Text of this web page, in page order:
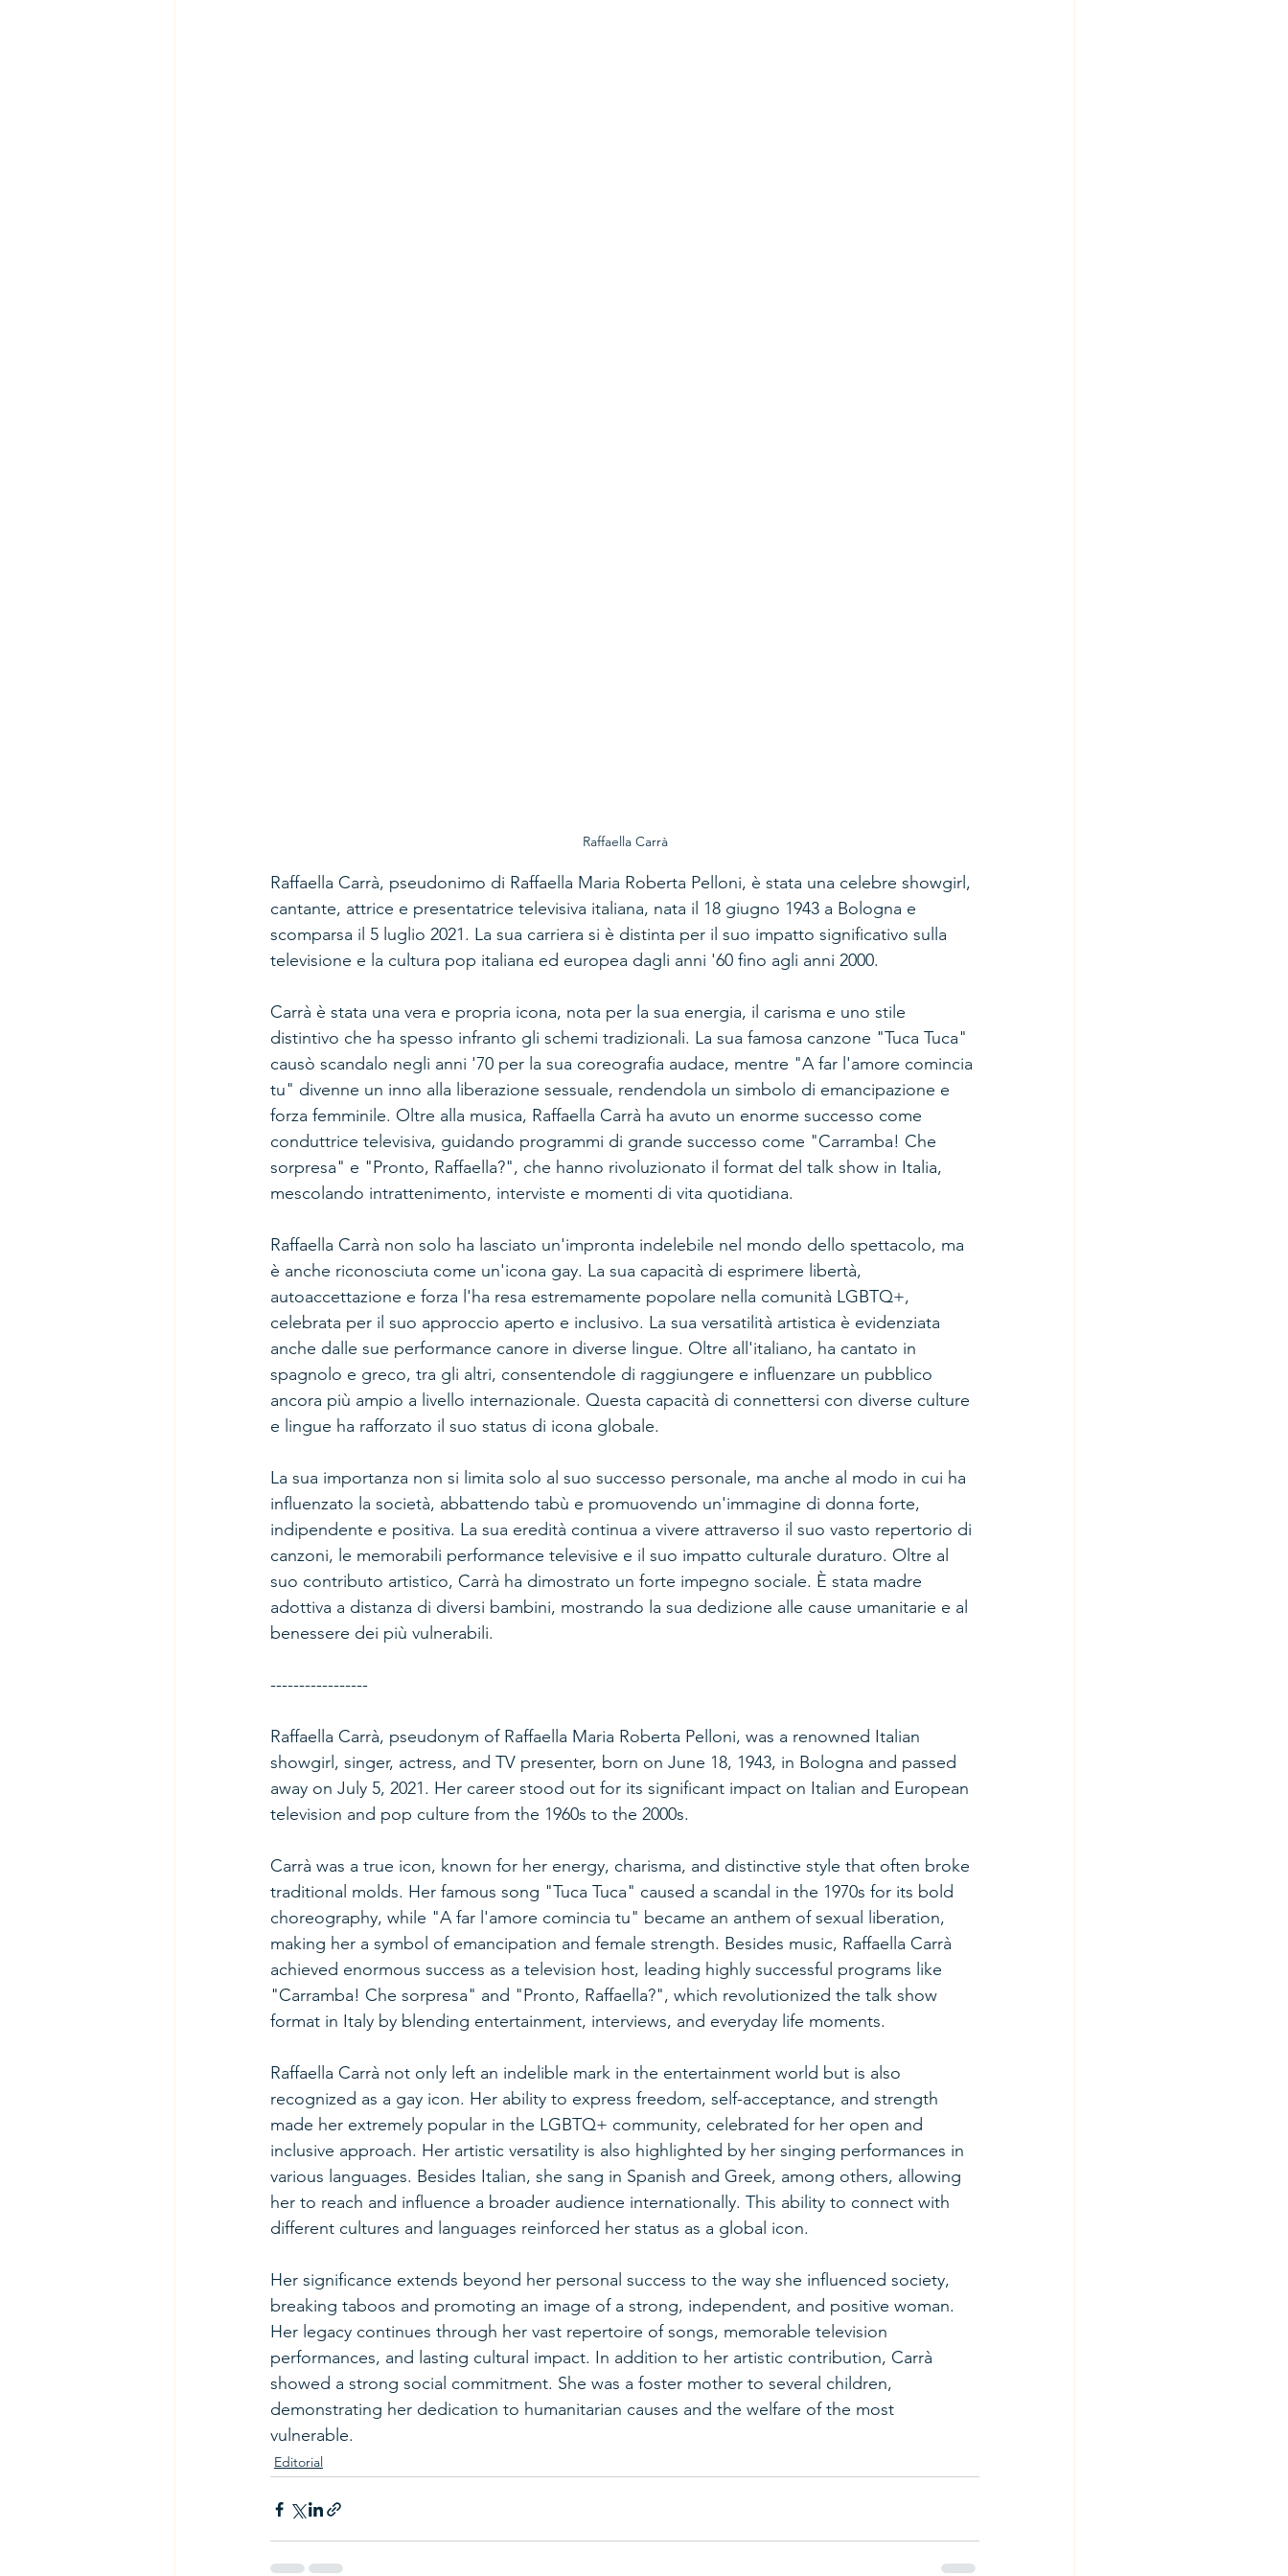
Raffaella Carrà
Raffaella Carrà, pseudonimo di Raffaella Maria Roberta Pelloni, è stata una celebre showgirl,
cantante, attrice e presentatrice televisiva italiana, nata il 18 giugno 1943 a Bologna e
scomparsa il 5 luglio 2021. La sua carriera si è distinta per il suo impatto significativo sulla
televisione e la cultura pop italiana ed europea dagli anni '60 fino agli anni 2000.
Carrà è stata una vera e propria icona, nota per la sua energia, il carisma e uno stile
distintivo che ha spesso infranto gli schemi tradizionali. La sua famosa canzone "Tuca Tuca"
causò scandalo negli anni '70 per la sua coreografia audace, mentre "A far l'amore comincia
tu" divenne un inno alla liberazione sessuale, rendendola un simbolo di emancipazione e
forza femminile. Oltre alla musica, Raffaella Carrà ha avuto un enorme successo come
conduttrice televisiva, guidando programmi di grande successo come "Carramba! Che
sorpresa" e "Pronto, Raffaella?", che hanno rivoluzionato il format del talk show in Italia,
mescolando intrattenimento, interviste e momenti di vita quotidiana.
Raffaella Carrà non solo ha lasciato un'impronta indelebile nel mondo dello spettacolo, ma
è anche riconosciuta come un'icona gay. La sua capacità di esprimere libertà,
autoaccettazione e forza l'ha resa estremamente popolare nella comunità LGBTQ+,
celebrata per il suo approccio aperto e inclusivo. La sua versatilità artistica è evidenziata
anche dalle sue performance canore in diverse lingue. Oltre all'italiano, ha cantato in
spagnolo e greco, tra gli altri, consentendole di raggiungere e influenzare un pubblico
ancora più ampio a livello internazionale. Questa capacità di connettersi con diverse culture
e lingue ha rafforzato il suo status di icona globale.
La sua importanza non si limita solo al suo successo personale, ma anche al modo in cui ha
influenzato la società, abbattendo tabù e promuovendo un'immagine di donna forte,
indipendente e positiva. La sua eredità continua a vivere attraverso il suo vasto repertorio di
canzoni, le memorabili performance televisive e il suo impatto culturale duraturo. Oltre al
suo contributo artistico, Carrà ha dimostrato un forte impegno sociale. È stata madre
adottiva a distanza di diversi bambini, mostrando la sua dedizione alle cause umanitarie e al
benessere dei più vulnerabili.
-----------------
Raffaella Carrà, pseudonym of Raffaella Maria Roberta Pelloni, was a renowned Italian
showgirl, singer, actress, and TV presenter, born on June 18, 1943, in Bologna and passed
away on July 5, 2021. Her career stood out for its significant impact on Italian and European
television and pop culture from the 1960s to the 2000s.
Carrà was a true icon, known for her energy, charisma, and distinctive style that often broke
traditional molds. Her famous song "Tuca Tuca" caused a scandal in the 1970s for its bold
choreography, while "A far l'amore comincia tu" became an anthem of sexual liberation,
making her a symbol of emancipation and female strength. Besides music, Raffaella Carrà
achieved enormous success as a television host, leading highly successful programs like
"Carramba! Che sorpresa" and "Pronto, Raffaella?", which revolutionized the talk show
format in Italy by blending entertainment, interviews, and everyday life moments.
Raffaella Carrà not only left an indelible mark in the entertainment world but is also
recognized as a gay icon. Her ability to express freedom, self-acceptance, and strength
made her extremely popular in the LGBTQ+ community, celebrated for her open and
inclusive approach. Her artistic versatility is also highlighted by her singing performances in
various languages. Besides Italian, she sang in Spanish and Greek, among others, allowing
her to reach and influence a broader audience internationally. This ability to connect with
different cultures and languages reinforced her status as a global icon.
Her significance extends beyond her personal success to the way she influenced society,
breaking taboos and promoting an image of a strong, independent, and positive woman.
Her legacy continues through her vast repertoire of songs, memorable television
performances, and lasting cultural impact. In addition to her artistic contribution, Carrà
showed a strong social commitment. She was a foster mother to several children,
demonstrating her dedication to humanitarian causes and the welfare of the most
vulnerable.
Editorial